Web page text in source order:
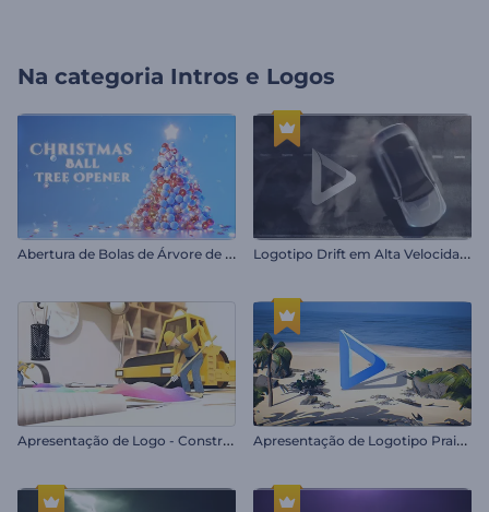
Na categoria Intros e Logos
A
bertura de Bolas de Árvore de Natal L
ogotipo Drift em Alta Velocidade
A
presentação de Logo - Construção A
presentação de Logotipo Praia Tropical